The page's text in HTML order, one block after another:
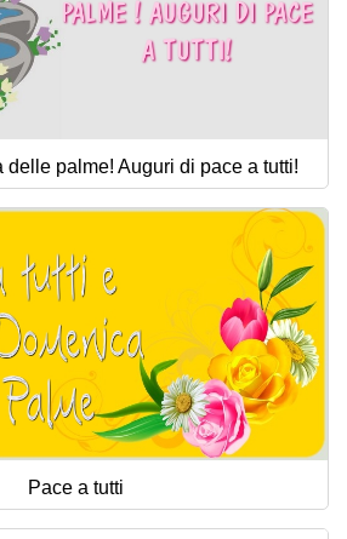
delle palme! Auguri di pace a tutti!
Pace a tutti